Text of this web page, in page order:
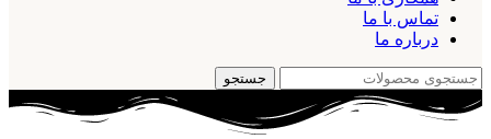
تماس با ما
درباره ما
جستجو